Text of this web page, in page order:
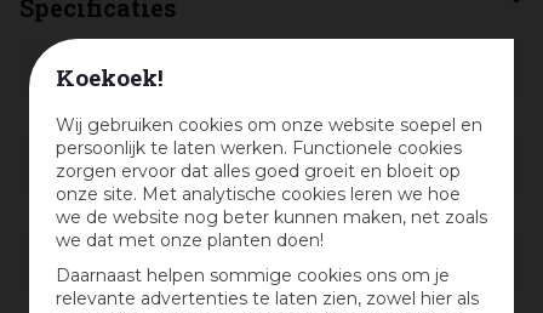
Koekoek!
Wij gebruiken cookies om onze website soepel en
persoonlijk te laten werken. Functionele cookies
zorgen ervoor dat alles goed groeit en bloeit op
onze site. Met analytische cookies leren we hoe
we de website nog beter kunnen maken, net zoals
we dat met onze planten doen!
Daarnaast helpen sommige cookies ons om je
relevante advertenties te laten zien, zowel hier als
Specificaties
Artikelnummer
EAN code 8711117553007
EAN leverancier 15530
Latijnse naam Coleus blumei
Gewicht 200 mg